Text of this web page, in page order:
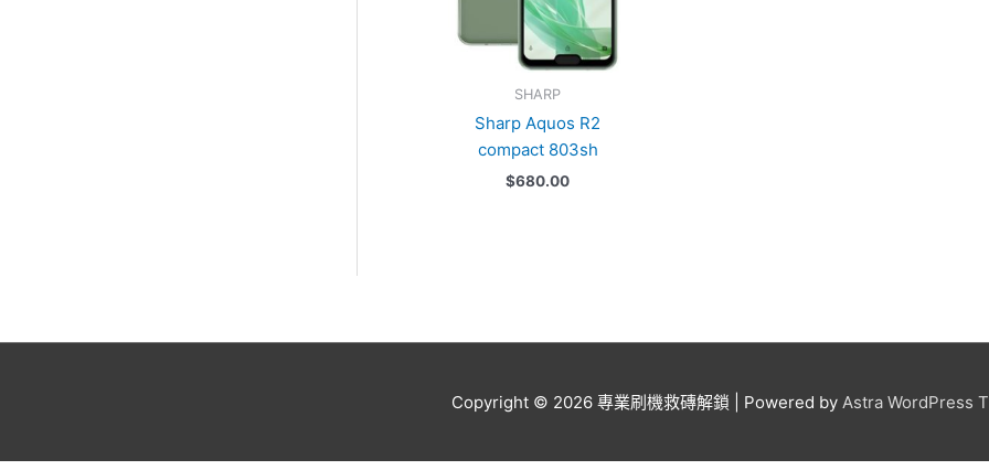
SHARP
Sharp Aquos R2
compact 803sh
$680.00
Copyright © 2026 專業刷機救磚解鎖 | Powered by Astra WordPress